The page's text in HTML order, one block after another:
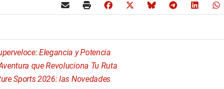
Elegancia y Potencia
que Revoluciona Tu Ruta
Sports 2026: las Novedades